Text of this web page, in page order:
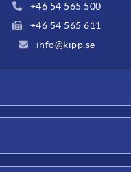
+46 54 565 500
+46 54 565 611
info@kipp.se